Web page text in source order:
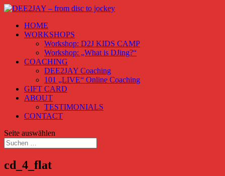
HOME
WORKSHOPS
Workshop: D2J KIDS CAMP
Workshop: „What is DJing?“
COACHING
DEE2JAY Coaching
101 „LIVE“ Online Coaching
GIFT CARD
ABOUT
TESTIMONIALS
CONTACT
Seite auswählen
cd_4_flat